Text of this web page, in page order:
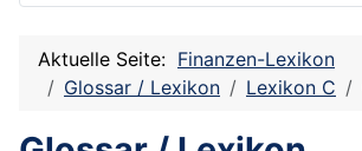
Aktuelle Seite: Finanzen-Lexikon
Glossar / Lexikon
Lexikon C